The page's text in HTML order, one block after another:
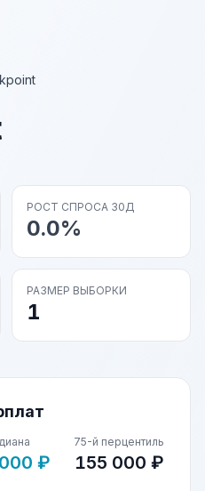
РОСТ СПРОСА 30Д
0.0%
РАЗМЕР ВЫБОРКИ
1
₽
75-й перцентиль
155 000 ₽